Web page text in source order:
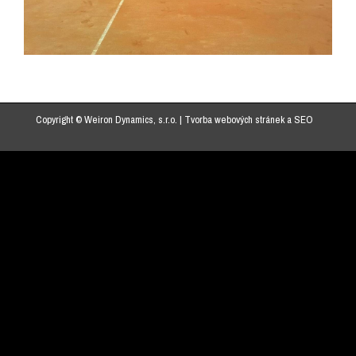
Copyright © Weiron Dynamics, s.r.o. | Tvorba webových stráneka SEO